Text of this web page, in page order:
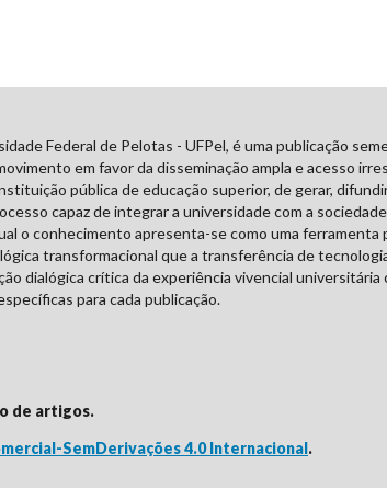
Federal de Pelotas - UFPel, é uma publicação
em favor da disseminação ampla e acesso
pública de educação superior, de gerar,
capaz de integrar a universidade com a
o conhecimento apresenta-se como uma ferramenta
transformacional que a transferência de
dialógica crítica da experiência vivencial universitária
para cada publicação.
de artigos.
SemDerivações 4.0 Internacional.